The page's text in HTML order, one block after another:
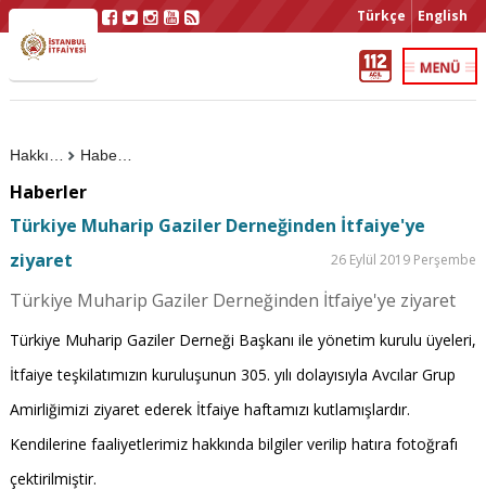
Türkçe English
Haberler
Haberler
Türkiye Muharip Gaziler Derneğinden İtfaiye'ye
ziyaret
26 Eylül 2019 Perşembe
Türkiye Muharip Gaziler Derneğinden İtfaiye'ye ziyaret
Türkiye Muharip Gaziler Derneği Başkanı ile yönetim kurulu üyeleri,
İtfaiye teşkilatımızın kuruluşunun 305. yılı dolayısıyla Avcılar Grup
Amirliğimizi ziyaret ederek İtfaiye haftamızı kutlamışlardır.
Kendilerine faaliyetlerimiz hakkında bilgiler verilip hatıra fotoğrafı
çektirilmiştir.